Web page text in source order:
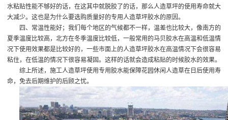
水粘贴性能不够好的话，在这其中就脱胶了的话，那么人造草坪的使用寿命就大
大减少。这也是为什么要选购质量好的专用人造草坪胶水的原因。
四、常温性能好；我们每个地区的气候都不一样，温差也比较大，像南方的
夏季温度比较高，北方在冬季温度比较低，一般常用的马贝胶水在高温和低温情
况下使用效果都是比较好的，一些市面上的人造草坪胶水在高温情况下会很容易
粘住，在低温的情况下很容易凝固。这样的话就会造成粘贴的时候胶水的效果。
综上所述，施工人造草坪使用专用胶水能保障花园休闲人造草在日后使用寿
命，免去后期维护的后顾之忧。